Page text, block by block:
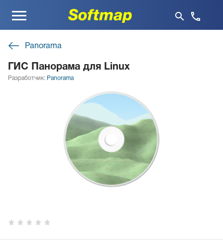
Меню
Panorama
ГИС Панорама для Linux
Разработчик: Panorama